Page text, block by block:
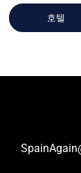
호텔